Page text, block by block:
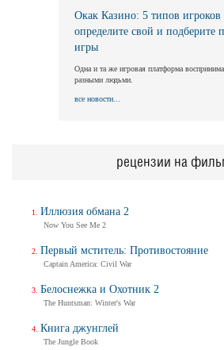
Окак Казино: 5 типов
определите свой и подберите
игры
Одна и та же игровая платформа
разными людьми.
все новости...
рецензии на
Иллюзия обмана 2
Now You See Me 2
Первый мститель: Противостояние
Captain America: Civil War
Белоснежка и Охотник 2
The Huntsman: Winter's War
Книга джунглей
The Jungle Book